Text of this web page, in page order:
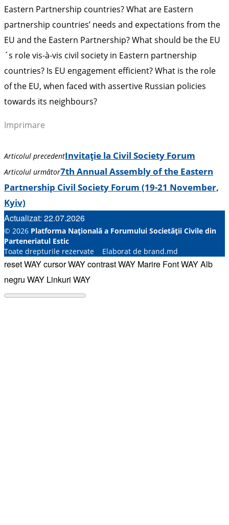
Eastern Partnership countries? What are Eastern
partnership countries’ needs and expectations from the
EU and the Eastern Partnership? What should be the EU
´s role vis-à-vis civil society in Eastern partnership
countries? Is EU engagement efficient? What is the role
of the EU, when faced with assertive Russian policies
towards its neighbours?
Imprimare
Articolul precedentInvitație la Civil Society Forum
Articolul următor7th Annual Assembly of the Eastern
Partnership Civil Society Forum (19-21 November,
Kyiv)
Actualizat: 22.07.2026
© 2026 Platforma Națională a Forumului Societății Civile din
Parteneriatul Estic
Toate drepturile rezervate Elaborat de brand.md
reset WAYcursor WAYcontrast WAY Marire Font WAYAlb
negru WAY Linkuri WAY